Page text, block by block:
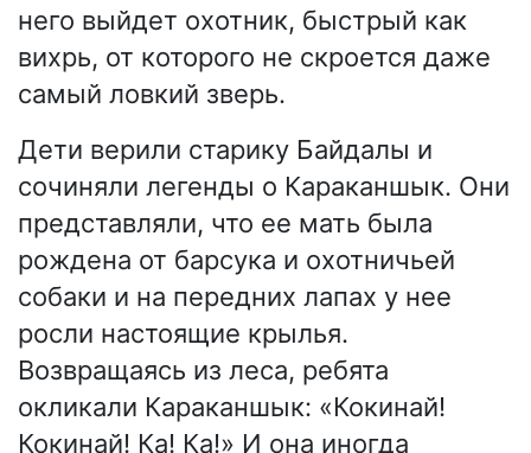
него выйдет охотник, быстрый как
вихрь, от которого не скроется даже
самый ловкий зверь.
Дети верили старику Байдалы и
сочиняли легенды о Караканшык. Они
представляли, что ее мать была
рождена от барсука и охотничьей
собаки и на передних лапах у нее
росли настоящие крылья.
Возвращаясь из леса, ребята
окликали Караканшык: «Кокинай!
Кокинай! Ка! Ка!» И она иногда